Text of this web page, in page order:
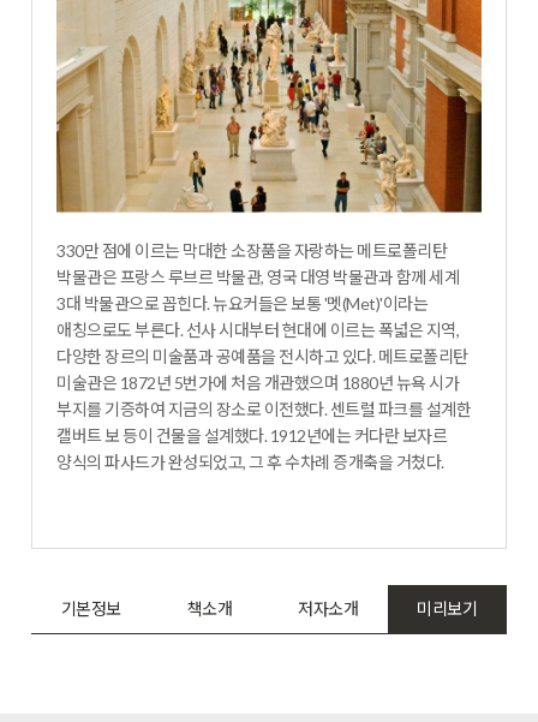
330만 점에 이르는 막대한 소장품을 자랑하는 메트로폴리탄
박물관은 프랑스 루브르 박물관, 영국 대영 박물관과 함께 세계
3대 박물관으로 꼽힌다. 뉴요커들은 보통 '멧(Met)'이라는
애칭으로도 부른다. 선사 시대부터 현대에 이르는 폭넓은 지역,
다양한 장르의 미술품과 공예품을 전시하고 있다. 메트로폴리탄
미술관은 1872년 5번가에 처음 개관했으며 1880년 뉴욕 시가
부지를 기증하여 지금의 장소로 이전했다. 센트럴 파크를 설계한
캘버트 보 등이 건물을 설계했다. 1912년에는 커다란 보자르
양식의 파사드가 완성되었고, 그 후 수차례 증개축을 거쳤다.
기본정보 책소개 저자소개 미리보기